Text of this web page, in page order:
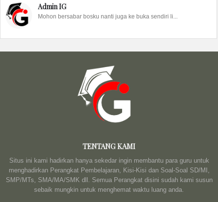
Admin IG
Mohon bersabar bosku nanti juga ke buka sendiri li...
TENTANG KAMI
Situs ini kami hadirkan hanya sekedar ingin membantu para guru untuk
menghadirkan Perangkat Pembelajaran, Kisi-Kisi dan Soal-Soal SD/MI,
SMP/MTs, SMA/MA/SMK dll. Semua Perangkat disini sudah kami susun
sebaik mungkin untuk menghemat waktu luang anda.